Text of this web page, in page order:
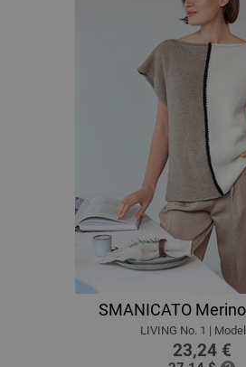
SMANICATO
LIVING No. 1 |
23,24 €